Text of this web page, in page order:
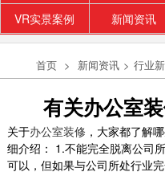
VR实景案例
新闻资讯
首页 > 新闻资讯 > 行业
有关办公室
关于办公室装修，大家都了解
细介绍： 1.不能完全脱离公司所
可以，但如果与公司所处行业
复式办公